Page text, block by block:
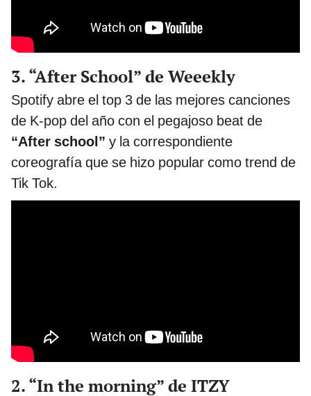
3. “After School” de Weeekly
Spotify abre el top 3 de las mejores canciones
de K-pop del año con el pegajoso beat de
“After school” y la correspondiente
coreografía que se hizo popular como trend de
Tik Tok.
2. “In the morning” de ITZY